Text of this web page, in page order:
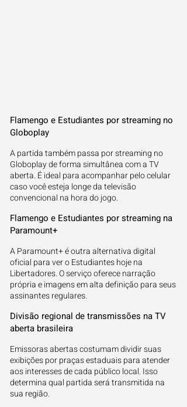
Flamengo e Estudiantes por streaming no
Globoplay
A partida também passa por streaming no
Globoplay de forma simultânea com a TV
aberta. É ideal para acompanhar pelo celular
caso você esteja longe da televisão
convencional na hora do jogo.
Flamengo e Estudiantes por streaming na
Paramount+
A Paramount+ é outra alternativa digital
oficial para ver o Estudiantes hoje na
Libertadores. O serviço oferece narração
própria e imagens em alta definição para seus
assinantes regulares.
Divisão regional de transmissões na TV
aberta brasileira
Emissoras abertas costumam dividir suas
exibições por praças estaduais para atender
aos interesses de cada público local. Isso
determina qual partida será transmitida na
sua região.